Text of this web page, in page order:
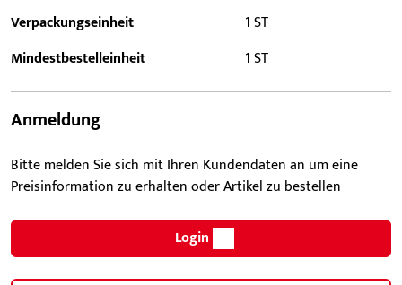
Verpackungseinheit
1 ST
Mindestbestelleinheit
1 ST
Anmeldung
Bitte melden Sie sich mit Ihren Kundendaten an um eine
Preisinformation zu erhalten oder Artikel zu bestellen
Login